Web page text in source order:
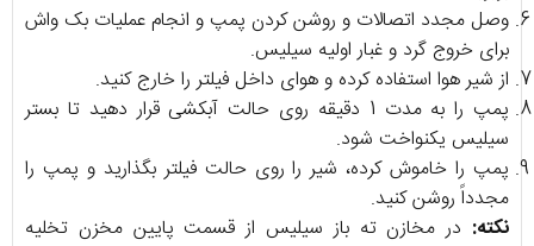
وصل مجدد اتصالات و روشن کردن پمپ و انجام عملیات بک واش
برای خروج گرد و غبار اولیه سیلیس.
از شیر هوا استفاده کرده و هوای داخل فیلتر را خارج کنید.
پمپ را به مدت 1 دقیقه روی حالت آبکشی قرار دهید تا بستر
سیلیس یکنواخت شود.
پمپ را خاموش کرده، شیر را روی حالت فیلتر بگذارید و پمپ را
مجدداً روشن کنید.
نکته: در مخازن ته باز سیلیس از قسمت پایین مخزن تخلیه